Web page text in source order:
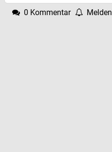
0 Kommentar Melden